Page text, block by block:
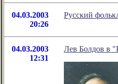
04.03.2003
20:26
Русский
04.03.2003
12:31
Лев Болдов в